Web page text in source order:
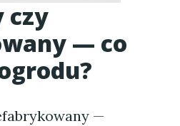
czy
— co
—